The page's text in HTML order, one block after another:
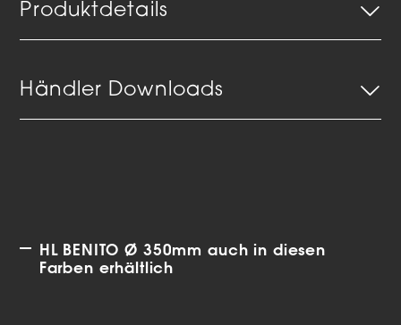
Produktdetails
Händler Downloads
HL BENITO Ø 350mm auch in diesen
Farben erhältlich